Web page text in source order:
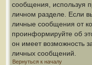
сообщения, используя
личном разделе. Если
личные сообщения от
проинформируйте об
он имеет возможность
личных сообщений.
Вернуться к началу